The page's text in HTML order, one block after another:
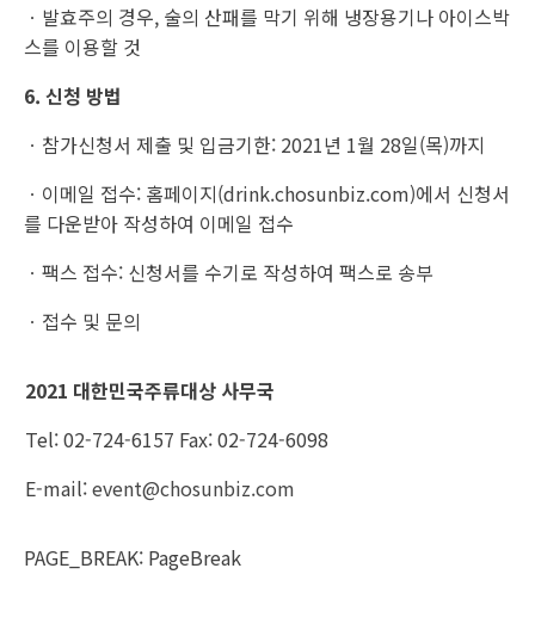
ㆍ발효주의 경우, 술의 산패를 막기 위해 냉장용기나 아이스박
스를 이용할 것
6. 신청 방법
ㆍ참가신청서 제출 및 입금기한: 2021년 1월 28일(목)까지
ㆍ이메일 접수: 홈페이지(drink.chosunbiz.com)에서 신청서
를 다운받아 작성하여 이메일 접수
ㆍ팩스 접수: 신청서를 수기로 작성하여 팩스로 송부
ㆍ접수 및 문의
2021 대한민국주류대상 사무국
Tel: 02-724-6157 Fax: 02-724-6098
E-mail:event@chosunbiz.com
PAGE_BREAK: PageBreak